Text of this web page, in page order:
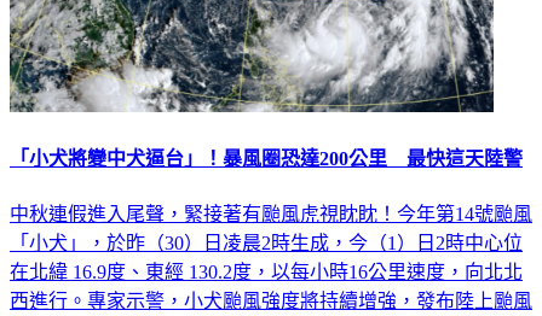
「小犬將變中犬逼台」！暴風圈恐達200公里 最快這天陸警
中秋連假進入尾聲，緊接著有颱風虎視眈眈！今年第14號颱風
「小犬」，於昨（30）日凌晨2時生成，今（1）日2時中心位
在北緯 16.9度、東經 130.2度，以每小時16公里速度，向北北
西進行。專家示警，小犬颱風強度將持續增強，發布陸上颱風